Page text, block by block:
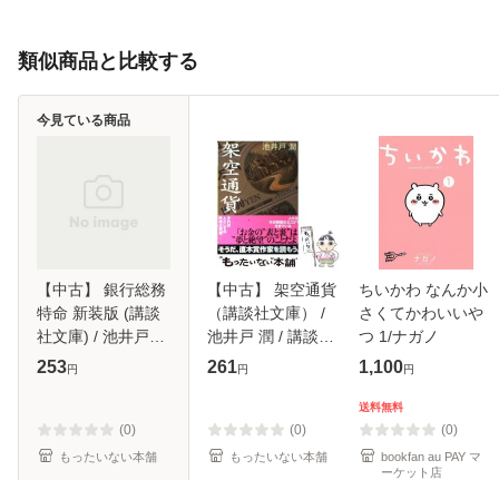
類似商品と比較する
【中古】 銀行総務
特命 新装版 (講談
社文庫) / 池井戸潤
/ 講談社 [文庫]【メ
253円
(0)
もったいない本舗
今見ている商品
【中古】 架空通貨
（講談社文庫） /
池井戸 潤 / 講談社
[文庫]【メール便送
261円
(0)
もったいない本舗
ちいかわ なんか小
さくてかわいいや
つ 1/ナガノ
1,100円
送料無料
(0)
bookfan au PAY マ
ーケット店